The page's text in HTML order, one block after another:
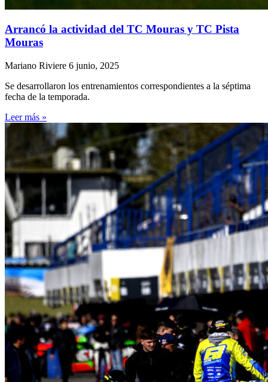
Arrancó la actividad del TC Mouras y TC Pista
Mouras
Mariano Riviere 6 junio, 2025
Se desarrollaron los entrenamientos correspondientes a la séptima
fecha de la temporada.
Leer más »